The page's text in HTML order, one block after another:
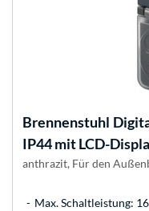
Brennenstuhl
IP44 mit LCD-
anthrazit, Für den
Max. Schaltleistung: